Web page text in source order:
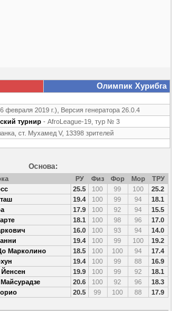
Олимпик Хурибга
февраля 2019 г.), Версия генератора 26.0.4
турнир - AfroLeague-19, тур № 3
ст. Мухамед V, 13398 зрителей
Основа:
РУ Физ Фор Мор
ТРУ
25.5 100 99 100
25.2
19.4 100 99 94
18.1
17.9 100 92 94
15.5
18.1 100 98 96
17.0
16.0 100 93 94
14.0
19.4 100 99 100
19.2
Марколино 18.5 100 100 94
17.4
19.4 100 99 88
16.9
19.9 100 99 92
18.1
20.6 100 92 96
18.3
20.5 99 100 88 17.9